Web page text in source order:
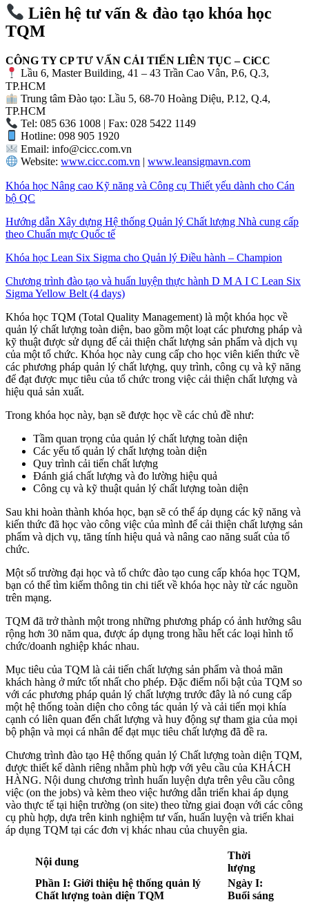
Liên hệ tư vấn & đào tạo khóa học
TQM
CÔNG TY CP TƯ VẤN CẢI TIẾN LIÊN TỤC – CiCC
Lầu 6, Master Building, 41 – 43 Trần Cao Vân, P.6, Q.3,
TP.HCM
Trung tâm Đào tạo: Lầu 5, 68-70 Hoàng Diệu, P.12, Q.4,
TP.HCM
Tel: 085 636 1008 | Fax: 028 5422 1149
Hotline: 098 905 1920
Email:info@cicc.com.vn
Website:www.cicc.com.vn |www.leansigmavn.com
Khóa học Nâng cao Kỹ năng và Công cụ Thiết yếu dành cho Cán
bộ QC
Hướng dẫn Xây dựng Hệ thống Quản lý Chất lượng Nhà cung cấp
theo Chuẩn mực Quốc tế
Khóa học Lean Six Sigma cho Quản lý Điều hành – Champion
Chương trình đào tạo và huấn luyện thực hành D M A I C Lean Six
Sigma Yellow Belt (4 days)
Khóa học TQM (Total Quality Management) là một khóa học về
quản lý chất lượng toàn diện, bao gồm một loạt các phương pháp và
kỹ thuật được sử dụng để cải thiện chất lượng sản phẩm và dịch vụ
của một tổ chức. Khóa học này cung cấp cho học viên kiến ​​thức về
các phương pháp quản lý chất lượng, quy trình, công cụ và kỹ năng
để đạt được mục tiêu của tổ chức trong việc cải thiện chất lượng và
hiệu quả sản xuất.
Trong khóa học này, bạn sẽ được học về các chủ đề như:
Tầm quan trọng của quản lý chất lượng toàn diện
Các yếu tố quản lý chất lượng toàn diện
Quy trình cải tiến chất lượng
Đánh giá chất lượng và đo lường hiệu quả
Công cụ và kỹ thuật quản lý chất lượng toàn diện
Sau khi hoàn thành khóa học, bạn sẽ có thể áp dụng các kỹ năng và
kiến thức đã học vào công việc của mình để cải thiện chất lượng sản
phẩm và dịch vụ, tăng tính hiệu quả và nâng cao năng suất của tổ
chức.
Một số trường đại học và tổ chức đào tạo cung cấp khóa học TQM,
bạn có thể tìm kiếm thông tin chi tiết về khóa học này từ các nguồn
trên mạng.
TQM đã trở thành một trong những phương pháp có ảnh hưởng sâu
rộng hơn 30 năm qua, được áp dụng trong hầu hết các loại hình tổ
chức/doanh nghiệp khác nhau.
Mục tiêu của TQM là cải tiến chất lượng sản phẩm và thoả mãn
khách hàng ở mức tốt nhất cho phép. Đặc điểm nổi bật của TQM so
với các phương pháp quản lý chất lượng trước đây là nó cung cấp
một hệ thống toàn diện cho công tác quản lý và cải tiến mọi khía
cạnh có liên quan đến chất lượng và huy động sự tham gia của mọi
bộ phận và mọi cá nhân để đạt mục tiêu chất lượng đã đề ra.
Chương trình đào tạo Hệ thống quản lý Chất lượng toàn diện TQM,
được thiết kế dành riêng nhằm phù hợp với yêu cầu của KHÁCH
HÀNG. Nội dung chương trình huấn luyện dựa trên yêu cầu công
việc (on the jobs) và kèm theo việc hướng dẫn triển khai áp dụng
vào thực tế tại hiện trường (on site) theo từng giai đoạn với các công
cụ phù hợp, dựa trên kinh nghiệm tư vấn, huấn luyện và triển khai
áp dụng TQM tại các đơn vị khác nhau của chuyên gia.
Nội dung
Thời
lượng
Phần I: Giới thiệu hệ thống quản lý
Chất lượng toàn diện TQM
Ngày I:
Buổi sáng